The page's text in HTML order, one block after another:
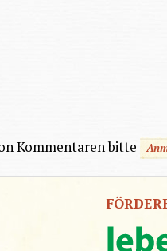
Kommentaren bitte